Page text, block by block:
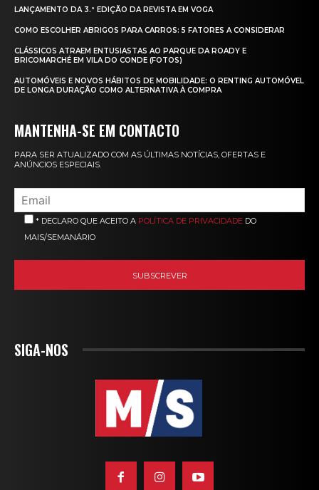
LANÇAMENTO DA 3.ª EDIÇÃO DA REVISTA EM VOGA
COMO ESCOLHER ABRIGOS PARA CARROS: 5 FATORES A CONSIDERAR
CLÁSSICOS ATRAEM ENTUSIASTAS AO PARQUE DA ROADY E
BRICOMARCHÉ EM VILA DO CONDE (FOTOS)
AUTOMÓVEIS E NOVOS HÁBITOS DE MOBILIDADE: O RENTING AUTOMÓVEL
DE LONGA DURAÇÃO COMO ALTERNATIVA À COMPRA
MANTENHA-SE EM CONTACTO
PARA SER ATUALIZADO COM AS ÚLTIMAS NOTÍCIAS, OFERTAS E
ANÚNCIOS ESPECIAIS.
* DECLARO QUE ACEITO A POLÍTICA DE PRIVACIDADE DO
MAIS/SEMANÁRIO
SIGA-NOS